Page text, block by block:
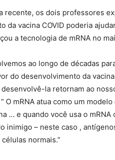
recente, os dois professores
da vacina COVID poderia
a tecnologia de mRNA no
ao longo de décadas
do desenvolvimento da
la retornam ao
O mRNA atua como um
… e quando você usa o mRNA
inimigo – neste caso ,
normais.”